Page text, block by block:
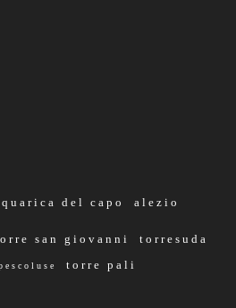
del capo alezio
san giovanni torresuda
torre pali